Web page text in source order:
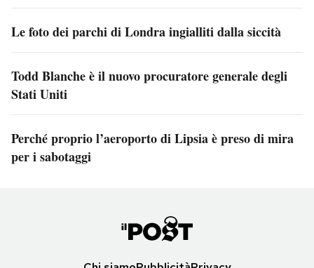
Le foto dei parchi di Londra ingialliti dalla siccità
Todd Blanche è il nuovo procuratore generale degli
Stati Uniti
Perché proprio l’aeroporto di Lipsia è preso di mira
per i sabotaggi